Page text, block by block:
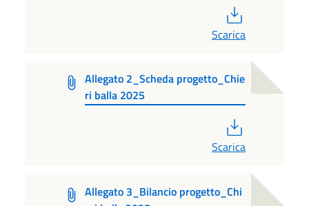
Scarica
Allegato 2_Scheda progetto_Chie
ri balla 2025
Scarica
Allegato 3_Bilancio progetto_Chi